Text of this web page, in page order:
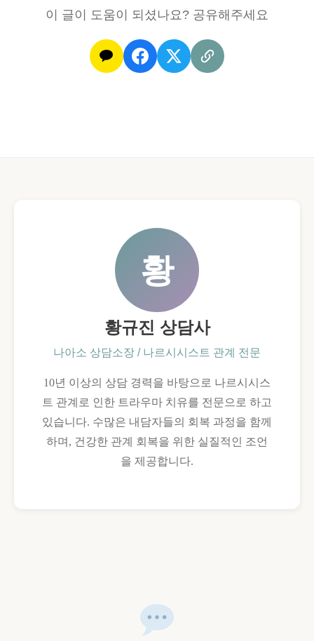
이 글이 도움이 되셨나요? 공유해주세요
황
황규진 상담사
나아소 상담소장 / 나르시시스트 관계 전문
10년 이상의 상담 경력을 바탕으로 나르시시스
트 관계로 인한 트라우마 치유를 전문으로 하고
있습니다. 수많은 내담자들의 회복 과정을 함께
하며, 건강한 관계 회복을 위한 실질적인 조언
을 제공합니다.